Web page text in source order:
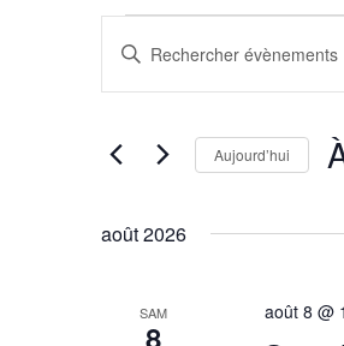
Évènements
Recherche
de
Évènements
Saisir
mot-
Rechercher
Aujourd’hui
août 2026
SAM
8
août 8 @